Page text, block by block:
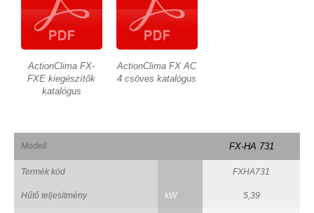
ActionClima FX-
FXE kiegészítők
katalógus
ActionClima FX AC
4 csöves katalógus
Modell FX-HA 731
Termék kód FXHA731
Hűtő teljesítmény kW 5,39